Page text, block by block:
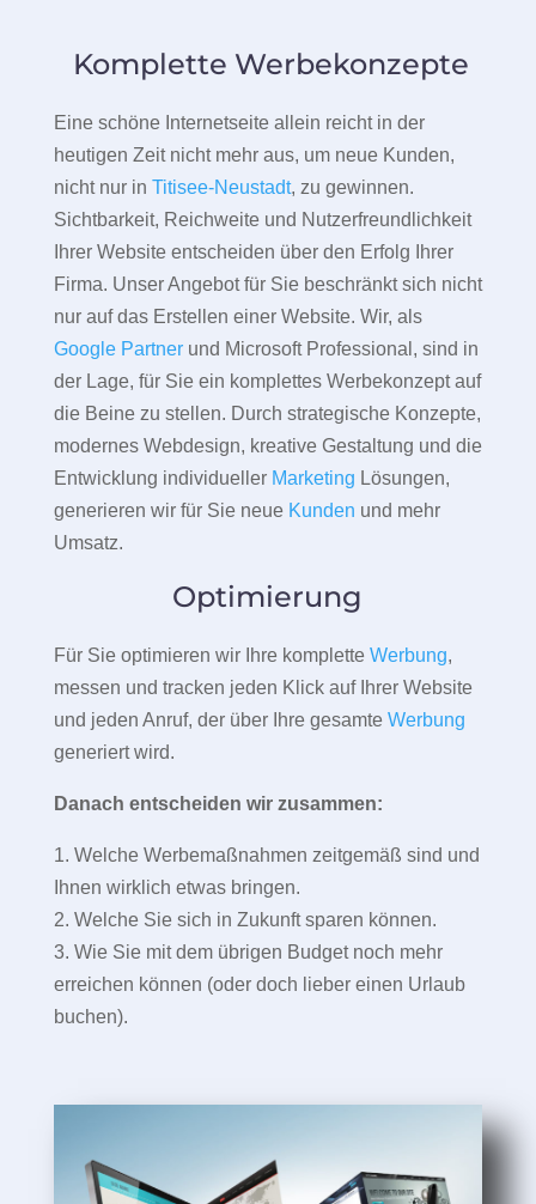
Komplette Werbekonzepte
Eine schöne Internetseite allein reicht in der
heutigen Zeit nicht mehr aus, um neue Kunden,
nicht nur in Titisee-Neustadt, zu gewinnen.
Sichtbarkeit, Reichweite und Nutzerfreundlichkeit
Ihrer Website entscheiden über den Erfolg Ihrer
Firma. Unser Angebot für Sie beschränkt sich nicht
nur auf das Erstellen einer Website. Wir, als
Google Partnerund Microsoft Professional, sind in
der Lage, für Sie ein komplettes Werbekonzept auf
die Beine zu stellen. Durch strategische Konzepte,
modernes Webdesign, kreative Gestaltung und die
Entwicklung individueller Marketing Lösungen,
generieren wir für Sie neue Kunden und mehr
Umsatz.
Optimierung
Für Sie optimieren wir Ihre komplette Werbung,
messen und tracken jeden Klick auf Ihrer Website
und jeden Anruf, der über Ihre gesamte Werbung
generiert wird.
Danach entscheiden wir zusammen:
1. Welche Werbemaßnahmen zeitgemäß sind und
Ihnen wirklich etwas bringen.
2. Welche Sie sich in Zukunft sparen können.
3. Wie Sie mit dem übrigen Budget noch mehr
erreichen können (oder doch lieber einen Urlaub
buchen).